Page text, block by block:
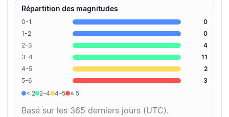
Répartition des magnitudes
0-1
0
1-2
0
2-3
4
3-4
11
4-5
2
5-6
3
< 2
2–4 4–5 ≥ 5
Basé sur les 365 derniers jours (UTC).